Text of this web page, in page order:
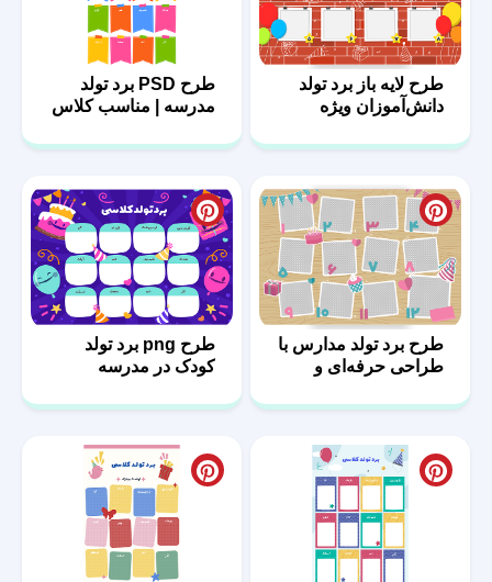
طرح لایه باز برد تولد
دانش‌آموزان ویژه
طرح PSD برد تولد
مدرسه | مناسب کلاس
طرح برد تولد مدارس با
طراحی حرفه‌ای و
طرح png برد تولد
کودک در مدرسه